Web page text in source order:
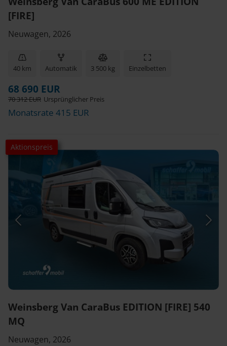
[FIRE]
Neuwagen, 2026
40 km Automatik 3 500 kg Einzelbetten
68 690 EUR
70 312 EUR Ursprünglicher Preis
Monatsrate 415 EUR
Aktionspreis
Weinsberg Van CaraBus EDITION [FIRE] 540
MQ
Neuwagen, 2026